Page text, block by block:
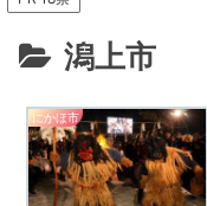
潟上市
にかほ市